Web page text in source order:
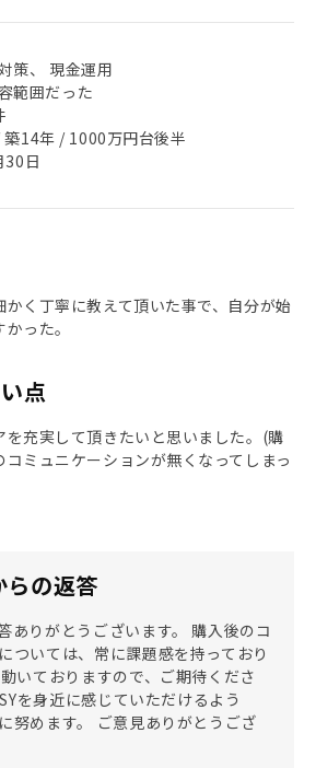
策、 現金運用
範囲だった
14年 / 1000万円台後半
30日
く丁寧に教えて頂いた事で、自分が始
った。
点
を充実して頂きたいと思いました。(購
ミュニケーションが無くなってしまっ
らの返答
ありがとうございます。 購入後のコ
ついては、常に課題感を持っており
いておりますので、ご期待くださ
を身近に感じていただけるよう
努めます。 ご意見ありがとうござ